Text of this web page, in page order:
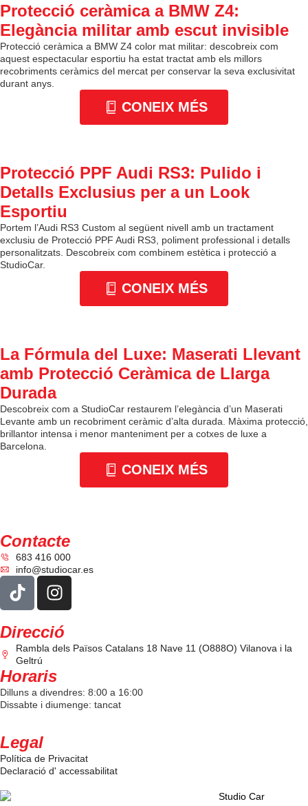
Protecció ceràmica a BMW Z4:
Elegància militar amb escut invisible
Protecció ceràmica a BMW Z4 color mat militar: descobreix com
aquest espectacular esportiu ha estat tractat amb els millors
recobriments ceràmics del mercat per conservar la seva exclusivitat
durant anys.
CONEIX MÉS
Protecció PPF Audi RS3: Pulido i
Detalls Exclusius per a un Look
Esportiu
Portem l’Audi RS3 Custom al següent nivell amb un tractament
exclusiu de Protecció PPF Audi RS3, poliment professional i detalls
personalitzats. Descobreix com combinem estètica i protecció a
StudioCar.
CONEIX MÉS
La Fórmula del Luxe: Maserati Llevant
amb Protecció Ceràmica de Llarga
Durada
Descobreix com a StudioCar restaurem l’elegància d’un Maserati
Levante amb un recobriment ceràmic d’alta durada. Màxima protecció,
brillantor intensa i menor manteniment per a cotxes de luxe a
Barcelona.
CONEIX MÉS
Contacte
683 416 000
info@studiocar.es
Direcció
Rambla dels Països Catalans 18 Nave 11 (O888O) Vilanova i la
Geltrú
Horaris
Dilluns a divendres: 8:00 a 16:00
Dissabte i diumenge: tancat
Legal
Política de Privacitat
Declaració d' accessabilitat